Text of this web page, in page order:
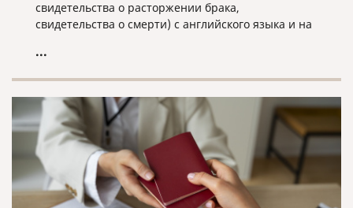
свидетельства о расторжении брака,
свидетельства о смерти) с английского языка и на
оформления документов для гражданства иного
...